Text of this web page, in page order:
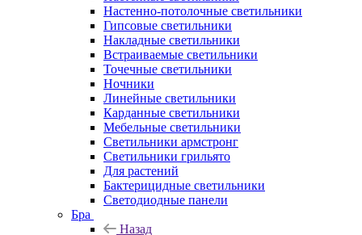
Настенно-потолочные светильники
Гипсовые светильники
Накладные светильники
Встраиваемые светильники
Точечные светильники
Ночники
Линейные светильники
Карданные светильники
Мебельные светильники
Светильники армстронг
Светильники грильято
Для растений
Бактерицидные светильники
Светодиодные панели
Бра
Назад